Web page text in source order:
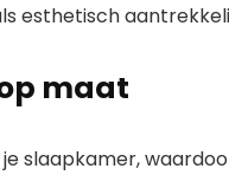
esthetisch
maat
slaapkamer,